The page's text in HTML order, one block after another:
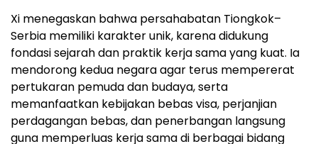
Xi menegaskan bahwa persahabatan Tiongkok–
Serbia memiliki karakter unik, karena didukung
fondasi sejarah dan praktik kerja sama yang kuat. Ia
mendorong kedua negara agar terus mempererat
pertukaran pemuda dan budaya, serta
memanfaatkan kebijakan bebas visa, perjanjian
perdagangan bebas, dan penerbangan langsung
guna memperluas kerja sama di berbagai bidang